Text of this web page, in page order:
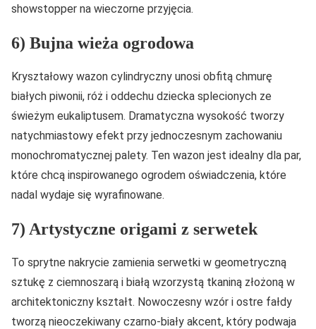
showstopper na wieczorne przyjęcia.
6) Bujna wieża ogrodowa
Kryształowy wazon cylindryczny unosi obfitą chmurę
białych piwonii, róż i oddechu dziecka splecionych ze
świeżym eukaliptusem. Dramatyczna wysokość tworzy
natychmiastowy efekt przy jednoczesnym zachowaniu
monochromatycznej palety. Ten wazon jest idealny dla par,
które chcą inspirowanego ogrodem oświadczenia, które
nadal wydaje się wyrafinowane.
7) Artystyczne origami z serwetek
To sprytne nakrycie zamienia serwetki w geometryczną
sztukę z ciemnoszarą i białą wzorzystą tkaniną złożoną w
architektoniczny kształt. Nowoczesny wzór i ostre fałdy
tworzą nieoczekiwany czarno-biały akcent, który podwaja